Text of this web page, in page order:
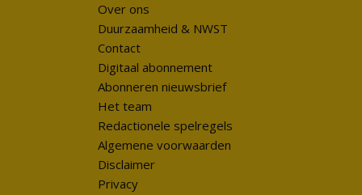
Over ons
Duurzaamheid & NWST
Contact
Digitaal abonnement
Abonneren nieuwsbrief
Het team
Redactionele spelregels
Algemene voorwaarden
Disclaimer
Privacy